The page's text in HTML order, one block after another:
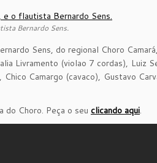
Bernardo Sens.
Sens, do regional Choro
Livramento (violao 7 cordas), Luiz
Camargo (cavaco), Gustavo
do Choro. Peça o seu clicando aqui.